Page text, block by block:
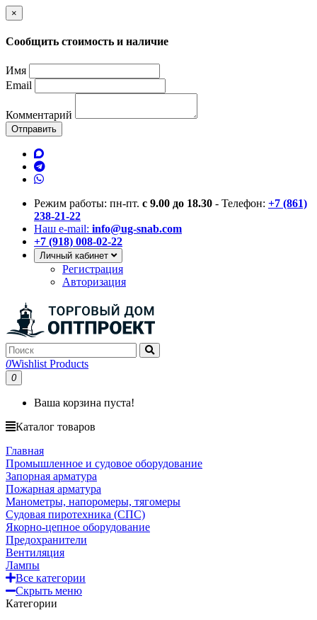
×
Сообщить стоимость и наличие
Имя
Email
Комментарий
Отправить
Режим работы: пн-пт. с 9.00 до 18.30 - Телефон: +7 (861)
238-21-22
Наш e-mail: info@ug-snab.com
+7 (918) 008-02-22
Личный кабинет
Регистрация
Авторизация
0Wishlist Products
0
Ваша корзина пуста!
Каталог товаров
Главная
Промышленное и судовое оборудование
Запорная арматура
Пожарная арматура
Манометры, напоромеры, тягомеры
Судовая пиротехника (СПС)
Якорно-цепное оборудование
Предохранители
Вентиляция
Лампы
Все категории
Скрыть меню
Категории